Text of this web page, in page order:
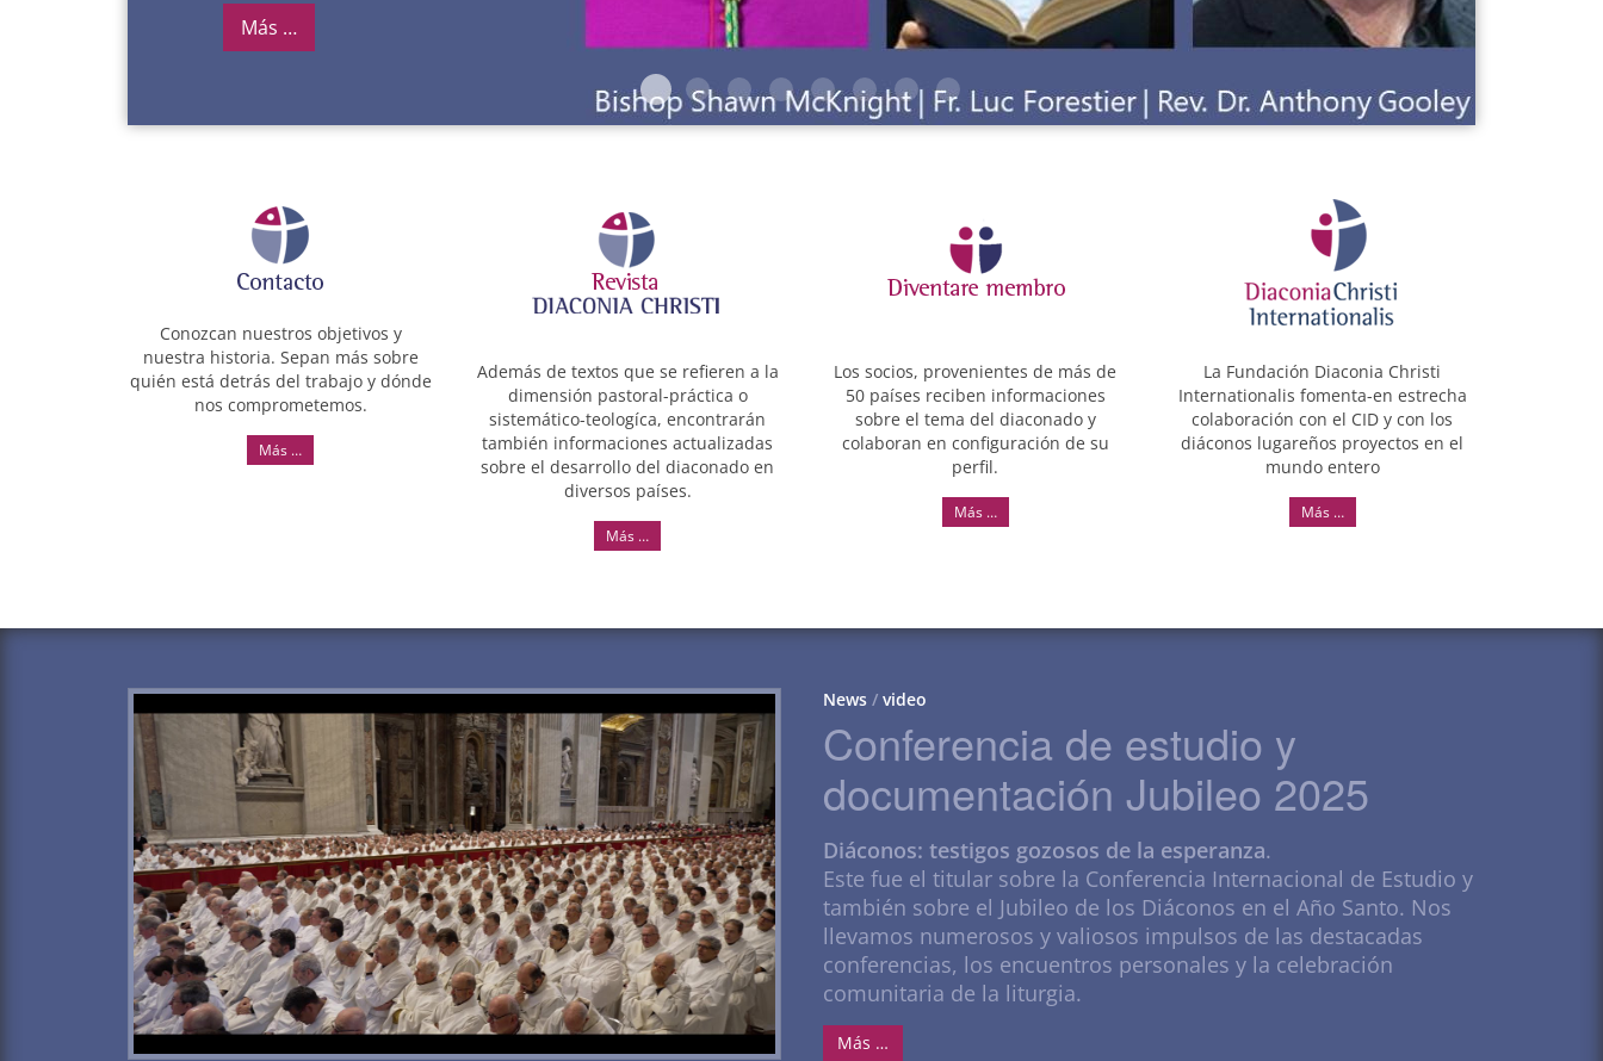
Más …
3 5 6 7 8
Conozcan nuestros objetivos y
nuestra historia. Sepan más sobre
quién está detrás del trabajo y dónde
nos comprometemos.
Más …
Además de textos que se refieren a la
dimensión pastoral-práctica o
sistemático-teologíca, encontrarán
también informaciones actualizadas
sobre el desarrollo del diaconado en
diversos países.
Más …
Los socios, provenientes de más de
50 países reciben informaciones
sobre el tema del diaconado y
colaboran en configuración de su
perfil.
Más …
La Fundación Diaconia Christi
Internationalis fomenta-en estrecha
colaboración con el CID y con los
diáconos lugareños proyectos en el
mundo entero
Más …
News/ video
Conferencia de estudio y
documentación Jubileo 2025
Diáconos: testigos gozosos de la esperanza.
Este fue el titular sobre la Conferencia Internacional de Estudio y
también sobre el Jubileo de los Diáconos en el Año Santo. Nos
llevamos numerosos y valiosos impulsos de las destacadas
conferencias, los encuentros personales y la celebración
comunitaria de la liturgia.
Más …